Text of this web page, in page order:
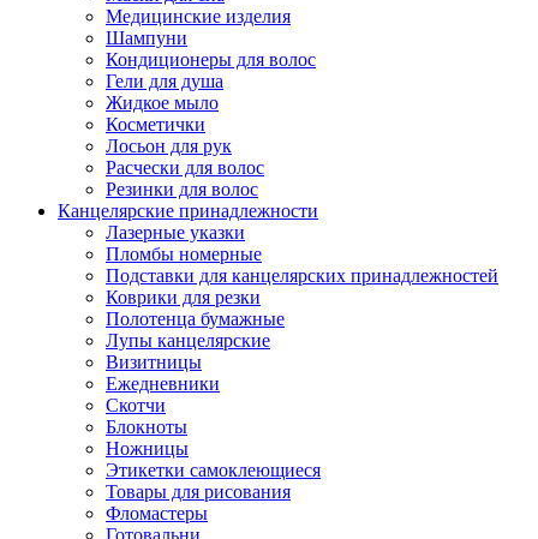
Медицинские изделия
Шампуни
Кондиционеры для волос
Гели для душа
Жидкое мыло
Косметички
Лосьон для рук
Расчески для волос
Резинки для волос
Канцелярские принадлежности
Лазерные указки
Пломбы номерные
Подставки для канцелярских принадлежностей
Коврики для резки
Полотенца бумажные
Лупы канцелярские
Визитницы
Ежедневники
Скотчи
Блокноты
Ножницы
Этикетки самоклеющиеся
Товары для рисования
Фломастеры
Готовальни